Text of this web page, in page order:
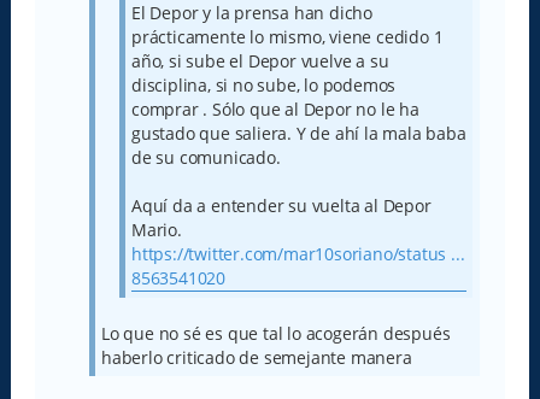
El Depor y la prensa han dicho
prácticamente lo mismo, viene cedido 1
año, si sube el Depor vuelve a su
disciplina, si no sube, lo podemos
comprar . Sólo que al Depor no le ha
gustado que saliera. Y de ahí la mala baba
de su comunicado.
Aquí da a entender su vuelta al Depor
Mario.
https://twitter.com/mar10soriano/status ...
8563541020
Lo que no sé es que tal lo acogerán después
haberlo criticado de semejante manera